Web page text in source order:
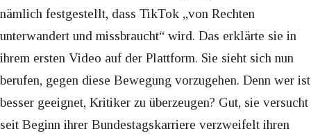
nämlich festgestellt, dass TikTok „von Rechten
unterwandert und missbraucht“ wird. Das erklärte sie in
ihrem ersten Video auf der Plattform. Sie sieht sich nun
berufen, gegen diese Bewegung vorzugehen. Denn wer ist
besser geeignet, Kritiker zu überzeugen? Gut, sie versucht
seit Beginn ihrer Bundestagskarriere verzweifelt ihren